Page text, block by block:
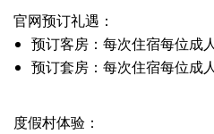
官网预订礼遇：
预订客房：每次住宿每位成
预订套房：每次住宿每位成
度假村体验：